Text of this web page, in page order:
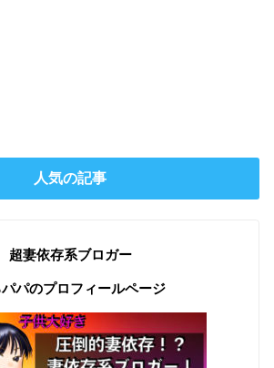
人気の記事
超妻依存系ブロガー
パパのプロフィールページ